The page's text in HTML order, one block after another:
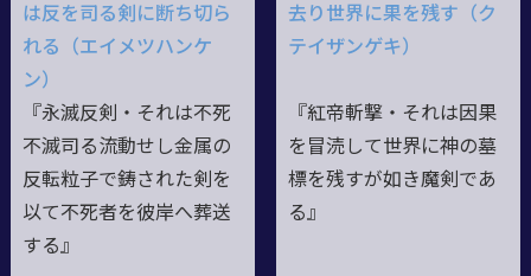
は反を司る剣に断ち切ら
れる（エイメツハンケ
ン）
『永滅反剣・それは不死
不滅司る流動せし金属の
反転粒子で鋳された剣を
以て不死者を彼岸へ葬送
する』
去り世界に果を残す（ク
テイザンゲキ）
『紅帝斬撃・それは因果
を冒涜して世界に神の墓
標を残すが如き魔剣であ
る』